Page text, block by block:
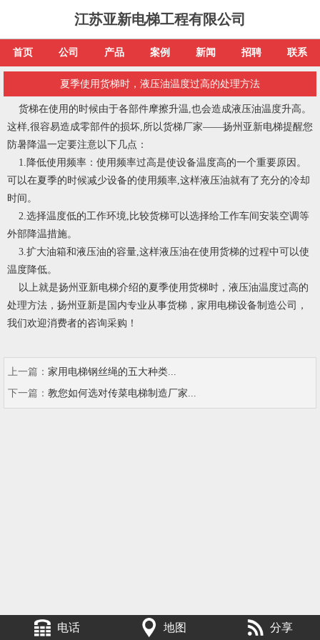
江苏亚新电梯工程有限公司
首页 公司 产品 案例 新闻 招聘 联系
夏季使用货梯时，液压油温度过高的处理方法
货梯在使用的时候由于各部件摩擦升温,也会造成液压油温度升高。
这样,很容易造成零部件的损坏,所以货梯厂家——扬州亚新电梯提醒您
防暑降温一定要注意以下几点：
1.降低使用频率：使用频率过高是使设备温度高的一个重要原因。
可以在夏季的时候减少设备的使用频率,这样液压油就有了充分的冷却
时间。
2.选择温度低的工作环境,比较货梯可以选择给工作车间安装空调等
外部降温措施。
3.扩大油箱和液压油的容量,这样液压油在使用货梯的过程中可以使
温度降低。
以上就是扬州亚新电梯介绍的夏季使用货梯时，液压油温度过高的
处理方法，扬州亚新是国内专业从事货梯，家用电梯设备制造公司，
我们欢迎消费者的咨询采购！
上一篇： 家用电梯钢丝绳的五大种类...
下一篇： 教您如何选对传菜电梯制造厂家...
电话 地图 分享